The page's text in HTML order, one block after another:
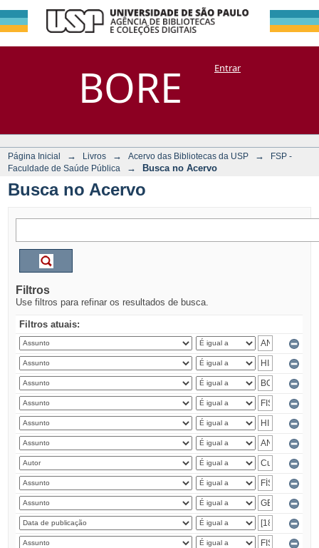
BORE
Busca no Acervo
DSpace/Manakin + CoriscoEntrar
Página Inicial → Livros → Acervo das Bibliotecas da USP →
FSP -
Faculdade de Saúde Pública
→ Busca no Acervo
Busca no Acervo
Filtros
Use filtros para refinar os resultados de busca.
Filtros atuais: